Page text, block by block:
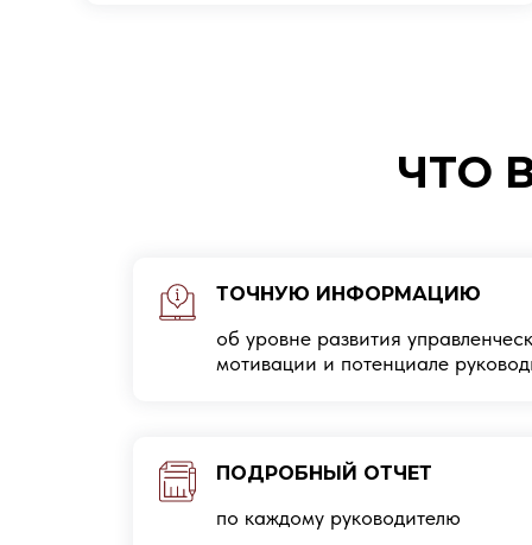
ЧТО
ТОЧНУЮ ИНФОРМАЦИЮ
об уровне развития
мотивации и потенциале
ПОДРОБНЫЙ ОТЧЕТ
по каждому руководителю